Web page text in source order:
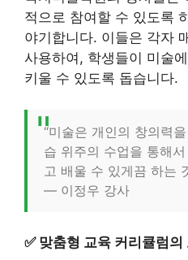
적으로 참여할 수 있도록
야기합니다. 이들은 각자
사용하여, 학생들이 미술
키울 수 있도록 돕습니다.
“미술은 개인의 창의력
습 위주의 수업을 통해
고 배울 수 있게끔 하는
— 이정우 강사
✅ 맞춤형 교육 커리큘럼